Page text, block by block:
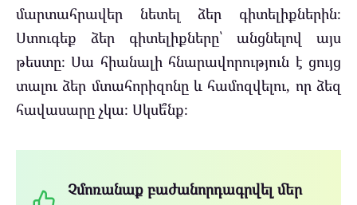
մարտահրավեր նետել ձեր գիտելիքներին։
Ստուգեք ձեր գիտելիքները՝ անցնելով այս
թեստը։ Սա հիանալի հնարավորություն է ցույց
տալու ձեր մտահորիզոնը և համոզվելու, որ ձեզ
հավասարը չկա։ Սկսե՞նք։
Չմոռանաք բաժանորդագրվել մեր